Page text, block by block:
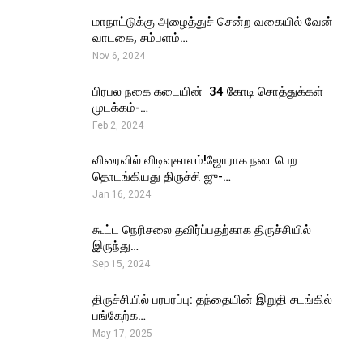
மாநாட்டுக்கு அழைத்துச் சென்ற வகையில் வேன்
வாடகை, சம்பளம்…
Nov 6, 2024
பிரபல நகை கடையின் ₹ 34 கோடி சொத்துக்கள்
முடக்கம்-…
Feb 2, 2024
விரைவில் விடிவுகாலம்!ஜோராக நடைபெற
தொடங்கியது திருச்சி ஜு-…
Jan 16, 2024
கூட்ட நெரிசலை தவிர்ப்பதற்காக திருச்சியில்
இருந்து…
Sep 15, 2024
திருச்சியில் பரபரப்பு: தந்தையின் இறுதி சடங்கில்
பங்கேற்க…
May 17, 2025